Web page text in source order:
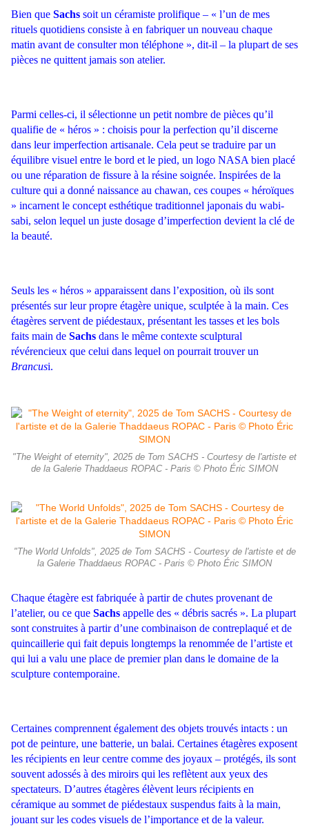
Bien que Sachs soit un céramiste prolifique – « l’un de mes
rituels quotidiens consiste à en fabriquer un nouveau chaque
matin avant de consulter mon téléphone », dit-il – la plupart de ses
pièces ne quittent jamais son atelier.
Parmi celles-ci, il sélectionne un petit nombre de pièces qu’il
qualifie de « héros » : choisis pour la perfection qu’il discerne
dans leur imperfection artisanale. Cela peut se traduire par un
équilibre visuel entre le bord et le pied, un logo NASA bien placé
ou une réparation de fissure à la résine soignée. Inspirées de la
culture qui a donné naissance au chawan, ces coupes « héroïques
» incarnent le concept esthétique traditionnel japonais du wabi-
sabi, selon lequel un juste dosage d’imperfection devient la clé de
la beauté.
Seuls les « héros » apparaissent dans l’exposition, où ils sont
présentés sur leur propre étagère unique, sculptée à la main. Ces
étagères servent de piédestaux, présentant les tasses et les bols
faits main de Sachs dans le même contexte sculptural
révérencieux que celui dans lequel on pourrait trouver un
Brancusi.
"The Weight of eternity", 2025 de Tom SACHS - Courtesy de l'artiste et
de la Galerie Thaddaeus ROPAC - Paris © Photo Éric SIMON
"The World Unfolds", 2025 de Tom SACHS - Courtesy de l'artiste et de
la Galerie Thaddaeus ROPAC - Paris © Photo Éric SIMON
Chaque étagère est fabriquée à partir de chutes provenant de
l’atelier, ou ce que Sachs appelle des « débris sacrés ». La plupart
sont construites à partir d’une combinaison de contreplaqué et de
quincaillerie qui fait depuis longtemps la renommée de l’artiste et
qui lui a valu une place de premier plan dans le domaine de la
sculpture contemporaine.
Certaines comprennent également des objets trouvés intacts : un
pot de peinture, une batterie, un balai. Certaines étagères exposent
les récipients en leur centre comme des joyaux – protégés, ils sont
souvent adossés à des miroirs qui les reflètent aux yeux des
spectateurs. D’autres étagères élèvent leurs récipients en
céramique au sommet de piédestaux suspendus faits à la main,
jouant sur les codes visuels de l’importance et de la valeur.